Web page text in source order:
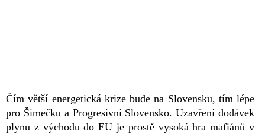
Čím větší energetická krize bude na Slovensku, tím lépe
pro Šimečku a Progresivní Slovensko. Uzavření dodávek
plynu z východu do EU je prostě vysoká hra mafiánů v